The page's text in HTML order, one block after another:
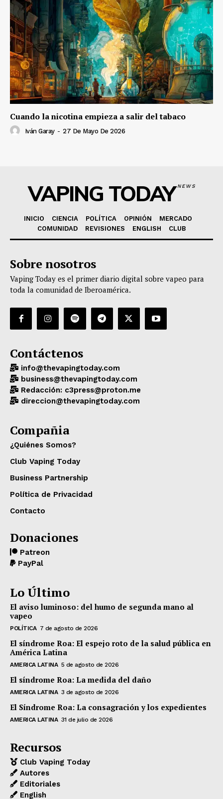
Cuando la nicotina empieza a salir del tabaco
Iván Garay - 27 De Mayo De 2026
VAPING TODAYNEWS
INICIO CIENCIA POLÍTICA OPINIÓN
MERCADO
COMUNIDAD
REVISIONES ENGLISH CLUB
Sobre nosotros
Vaping Today es el primer diario digital sobre vapeo para
toda la comunidad de Iberoamérica.
Contáctenos
info@thevapingtoday.com
business@thevapingtoday.com
Redacción: c3press@proton.me
direccion@thevapingtoday.com
Compañia
¿Quiénes Somos?
Club Vaping Today
Business Partnership
Política de Privacidad
Contacto
Donaciones
Patreon
PayPal
Lo Último
El aviso luminoso: del humo de segunda mano al
vapeo
POLÍTICA 7 de agosto de 2026
El síndrome Roa: El espejo roto de la salud pública en
América Latina
AMERICA LATINA 5 de agosto de 2026
El síndrome Roa: La medida del daño
AMERICA LATINA 3 de agosto de 2026
El Síndrome Roa: La consagración y los expedientes
AMERICA LATINA 31 de julio de 2026
Recursos
Club Vaping Today
Autores
Editoriales
English